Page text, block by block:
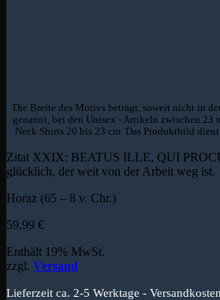
Die Breite des Motivs beträgt, soweit nicht in
genannt, bei den Unisex - Artikeln zwischen 23
Neck Shirts 20 bis 23 cm. Das Produktbild
Zitat XXIX: BEATUS ILLE, QUI
glücklich, der weit von der Arbeit weg ist.
Horaz (65 – 8 v. Chr.)
59,99 €
Enthält 19% MwSt.
zzgl. Versand
Lieferzeit ca. 2-5 Werktage -